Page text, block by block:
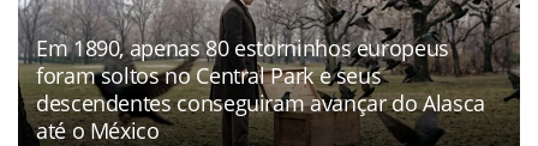
Em 1890, apenas 80 estorninhos europeus
foram soltos no Central Park e seus
descendentes conseguiram avançar do Alasca
até o México